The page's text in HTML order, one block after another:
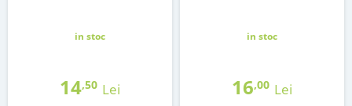
in stoc
14,50 Lei
in stoc
16,00 Lei